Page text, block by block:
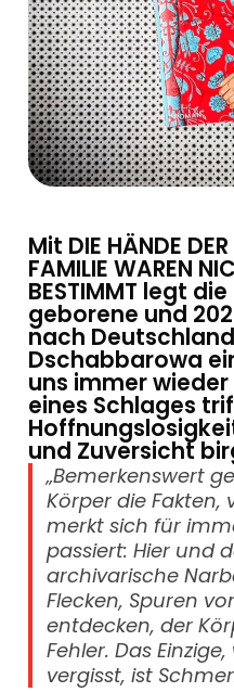
Mit DIE HÄNDE DER
FAMILIE WAREN
BESTIMMT legt
geborene und
nach
Dschabbarowa
uns immer
eines Schlages
und Zuversicht
„Bemerkenswert
Körper die Fakten,
merkt sich für
passiert: Hier und
archivarische
Flecken, Spuren
entdecken, der
Fehler. Das
vergisst, ist